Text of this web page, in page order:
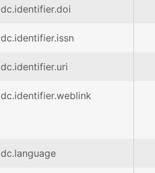
dc.identifier.doi
dc.identifier.issn
dc.identifier.uri
dc.identifier.weblink
dc.language